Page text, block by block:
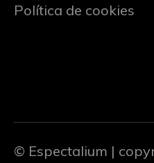
Política de cookies
© Espectalium |